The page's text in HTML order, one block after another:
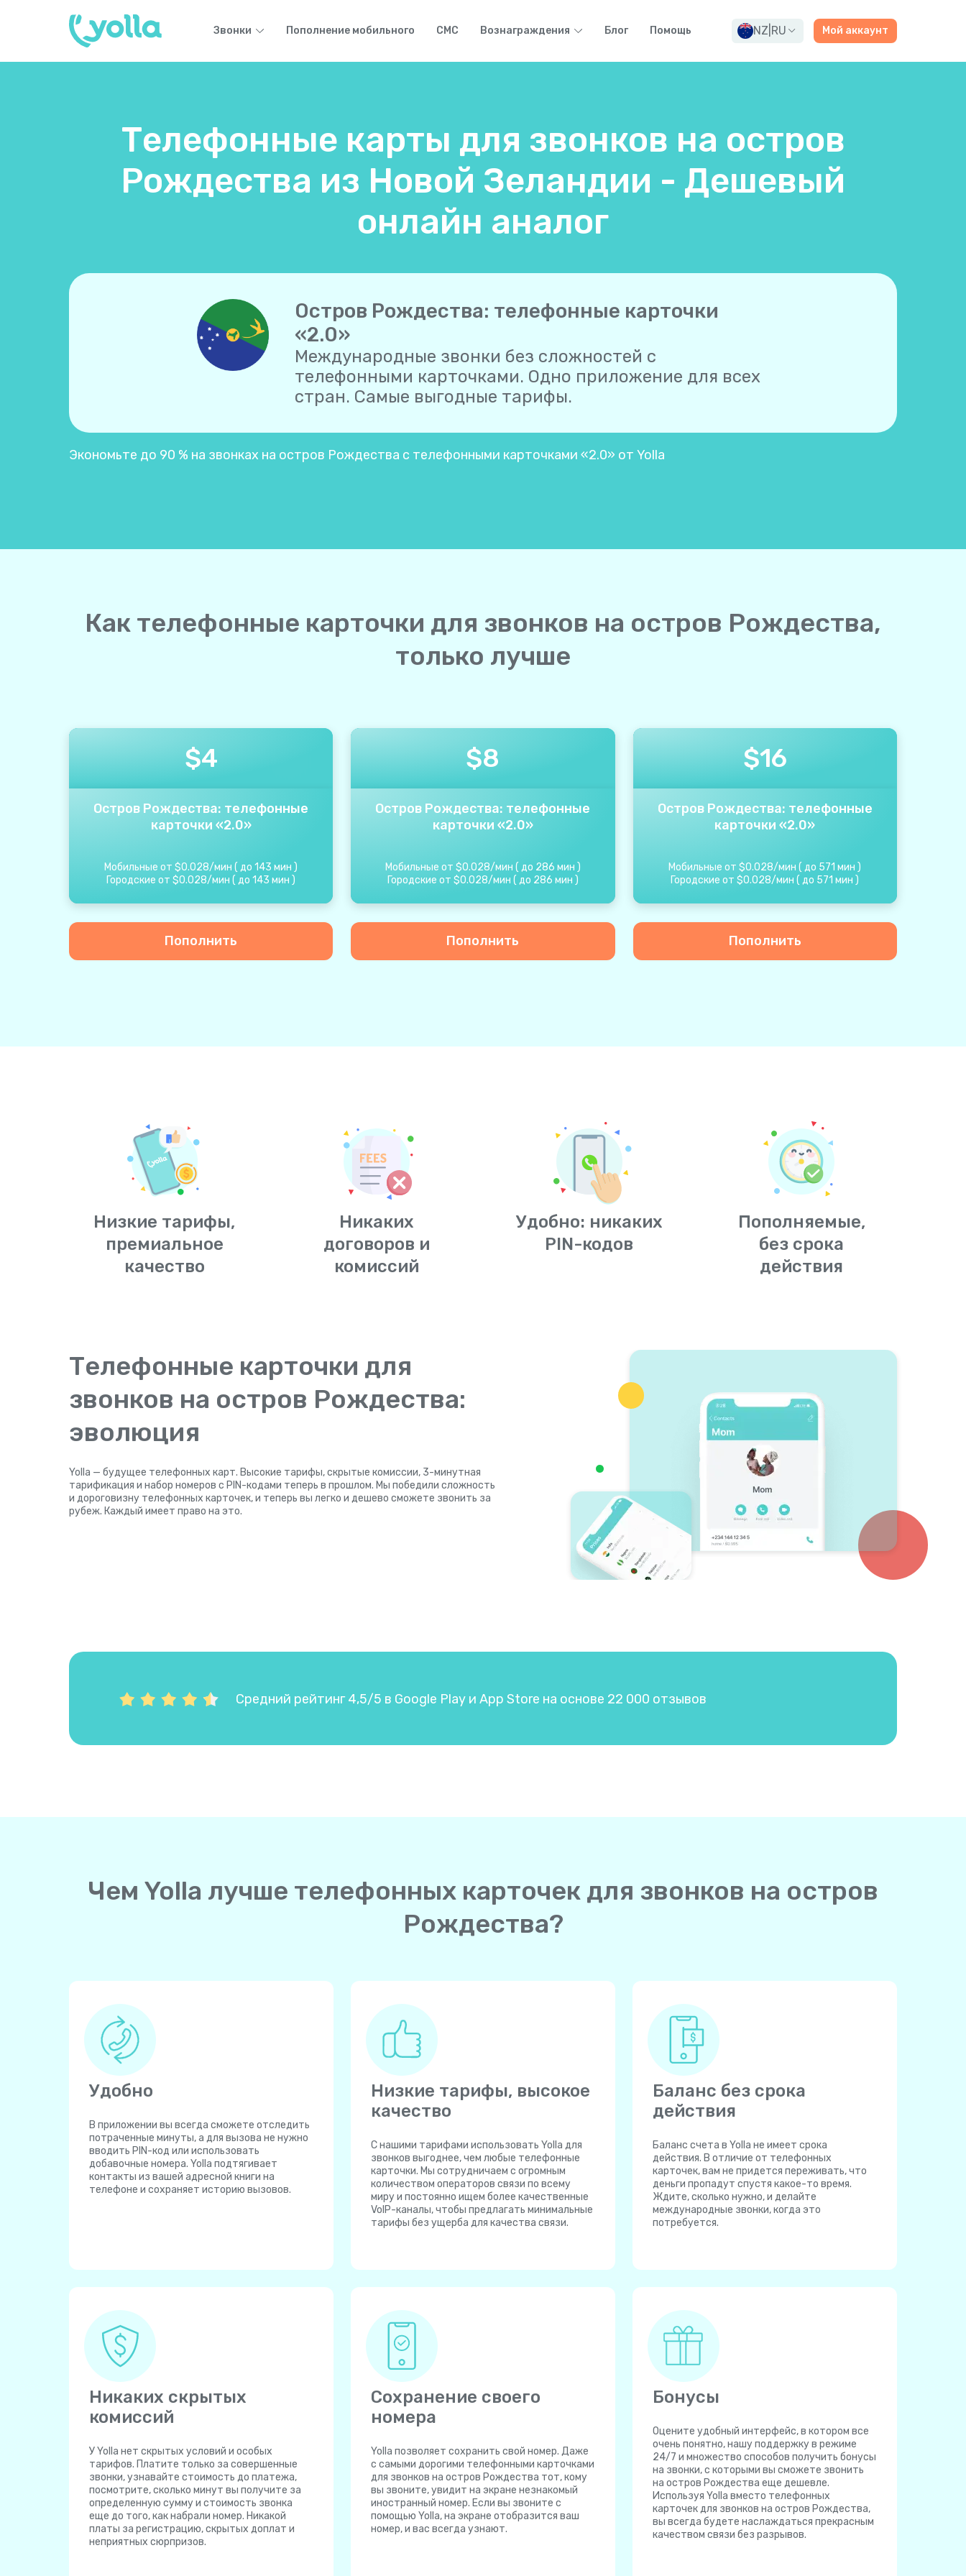
Звонки Пополнение мобильного СМС Вознаграждения Блог Помощь NZ RU Мой аккаунт
Телефонные карты для звонков на остров
Рождества из Новой Зеландии - Дешевый
онлайн аналог
Остров Рождества: телефонные карточки
«2.0»
Международные звонки без сложностей с
телефонными карточками. Одно приложение для всех
стран. Самые выгодные тарифы.
Экономьте до 90 % на звонках на остров Рождества с телефонными карточками «2.0» от Yolla
Как телефонные карточки для звонков на остров Рождества,
только лучше
$4
Остров Рождества: телефонные
карточки «2.0»
Мобильные от $0.028/мин (до 143 мин )
Городские от $0.028/мин (до 143 мин )
Пополнить
$8
Остров Рождества: телефонные
карточки «2.0»
Мобильные от $0.028/мин ( до 286 мин )
Городские от $0.028/мин ( до 286 мин )
Пополнить
$16
Остров Рождества: телефонные
карточки «2.0»
Мобильные от $0.028/мин (до 571 мин )
Городские от $0.028/мин (до 571 мин )
Пополнить
Низкие тарифы,
премиальное
качество
Никаких
договоров и
комиссий
Удобно: никаких
PIN-кодов
Пополняемые,
без срока
действия
Телефонные карточки для
звонков на остров Рождества:
эволюция
Yolla — будущее телефонных карт. Высокие тарифы, скрытые комиссии, 3-минутная
тарификация и набор номеров с PIN-кодами теперь в прошлом. Мы победили сложность
и дороговизну телефонных карточек, и теперь вы легко и дешево сможете звонить за
рубеж. Каждый имеет право на это.
Средний рейтинг 4,5/5 в Google Play и App Store на основе 22 000 отзывов
Чем Yolla лучше телефонных карточек для звонков на остров
Рождества?
Удобно
В приложении вы всегда сможете отследить
потраченные минуты, а для вызова не нужно
вводить PIN-код или использовать
добавочные номера. Yolla подтягивает
контакты из вашей адресной книги на
телефоне и сохраняет историю вызовов.
Низкие тарифы, высокое
качество
С нашими тарифами использовать Yolla для
звонков выгоднее, чем любые телефонные
карточки. Мы сотрудничаем с огромным
количеством операторов связи по всему
миру и постоянно ищем более качественные
VoIP-каналы, чтобы предлагать минимальные
тарифы без ущерба для качества связи.
Баланс без срока
действия
Баланс счета в Yolla не имеет срока
действия. В отличие от телефонных
карточек, вам не придется переживать, что
деньги пропадут спустя какое-то время.
Ждите, сколько нужно, и делайте
международные звонки, когда это
потребуется.
Никаких скрытых
комиссий
У Yolla нет скрытых условий и особых
тарифов. Платите только за совершенные
звонки, узнавайте стоимость до платежа,
посмотрите, сколько минут вы получите за
определенную сумму и стоимость звонка
еще до того, как набрали номер. Никакой
платы за регистрацию, скрытых доплат и
неприятных сюрпризов.
Сохранение своего
номера
Yolla позволяет сохранить свой номер. Даже
с самыми дорогими телефонными карточками
для звонков на остров Рождества тот, кому
вы звоните, увидит на экране незнакомый
иностранный номер. Если вы звоните с
помощью Yolla, на экране отобразится ваш
номер, и вас всегда узнают.
Бонусы
Оцените удобный интерфейс, в котором все
очень понятно, нашу поддержку в режиме
24/7 и множество способов получить бонусы
на звонки, с которыми вы сможете звонить
на остров Рождества еще дешевле.
Используя Yolla вместо телефонных
карточек для звонков на остров Рождества,
вы всегда будете наслаждаться прекрасным
качеством связи без разрывов.